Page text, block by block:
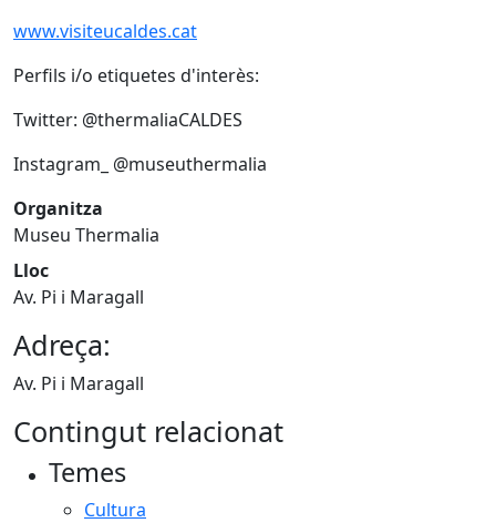
www.visiteucaldes.cat
Perfils i/o etiquetes d'interès:
Twitter: @thermaliaCALDES
Instagram_ @museuthermalia
Organitza
Museu Thermalia
Lloc
Av. Pi i Maragall
Adreça:
Av. Pi i Maragall
Contingut relacionat
Temes
Cultura